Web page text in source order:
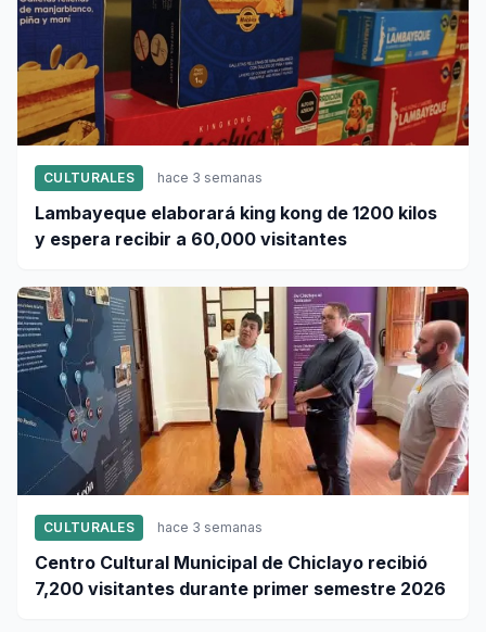
CULTURALES hace 3 semanas
Lambayeque elaborará king kong de 1200 kilos
y espera recibir a 60,000 visitantes
CULTURALES hace 3 semanas
Centro Cultural Municipal de Chiclayo recibió
7,200 visitantes durante primer semestre 2026